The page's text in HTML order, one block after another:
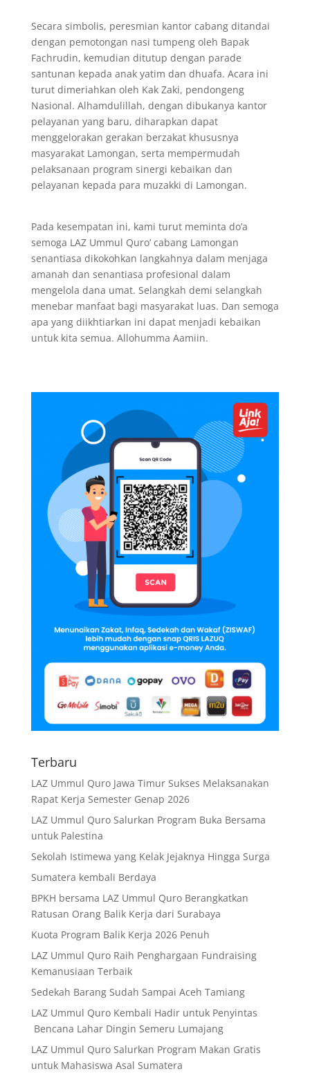
Secara simbolis, peresmian kantor cabang ditandai
dengan pemotongan nasi tumpeng oleh Bapak
Fachrudin, kemudian ditutup dengan parade
santunan kepada anak yatim dan dhuafa. Acara ini
turut dimeriahkan oleh Kak Zaki, pendongeng
Nasional. Alhamdulillah, dengan dibukanya kantor
pelayanan yang baru, diharapkan dapat
menggelorakan gerakan berzakat khususnya
masyarakat Lamongan, serta mempermudah
pelaksanaan program sinergi kebaikan dan
pelayanan kepada para muzakki di Lamongan.
Pada kesempatan ini, kami turut meminta do’a
semoga LAZ Ummul Quro’ cabang Lamongan
senantiasa dikokohkan langkahnya dalam menjaga
amanah dan senantiasa profesional dalam
mengelola dana umat. Selangkah demi selangkah
menebar manfaat bagi masyarakat luas. Dan semoga
apa yang diikhtiarkan ini dapat menjadi kebaikan
untuk kita semua. Allohumma Aamiin.
Terbaru
LAZ Ummul Quro Jawa Timur Sukses Melaksanakan
Rapat Kerja Semester Genap 2026
LAZ Ummul Quro Salurkan Program Buka Bersama
untuk Palestina
Sekolah Istimewa yang Kelak Jejaknya Hingga Surga
Sumatera kembali Berdaya
BPKH bersama LAZ Ummul Quro Berangkatkan
Ratusan Orang Balik Kerja dari Surabaya
Kuota Program Balik Kerja 2026 Penuh
LAZ Ummul Quro Raih Penghargaan Fundraising
Kemanusiaan Terbaik
Sedekah Barang Sudah Sampai Aceh Tamiang
LAZ Ummul Quro Kembali Hadir untuk Penyintas
Bencana Lahar Dingin Semeru Lumajang
LAZ Ummul Quro Salurkan Program Makan Gratis
untuk Mahasiswa Asal Sumatera